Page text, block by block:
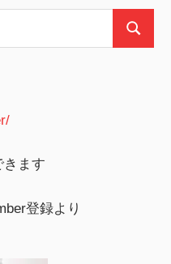
検
きます
登録より